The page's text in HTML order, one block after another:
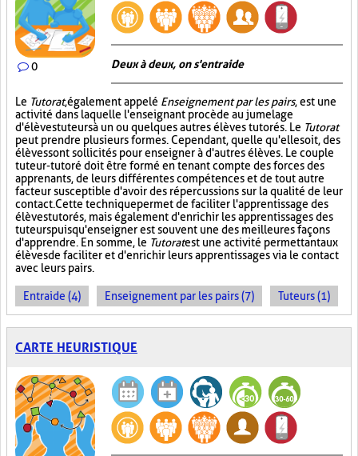
0 Deux à deux, on s'entraide
Le Tutorat, également appelé Enseignement par les pairs, est une
activité dans laquelle l'enseignant procède au jumelage
d'élèves tuteurs à un ou quelques autres élèves tutorés. Le Tutorat
peut prendre plusieurs formes. Cependant, quelle qu'elle soit, des
élèves sont sollicités pour enseigner à d'autres élèves. Le couple
tuteur-tutoré doit être formé en tenant compte des forces des
apprenants, de leurs différentes compétences et de tout autre
facteur susceptible d'avoir des répercussions sur la qualité de leur
contact. Cette technique permet de faciliter l'apprentissage des
élèves tutorés, mais également d'enrichir les apprentissages des
tuteurs puisqu'enseigner est souvent une des meilleures façons
d'apprendre. En somme, le Tutoratest une activité permettant aux
élèves de faciliter et d'enrichir leurs apprentissages via le contact
avec leurs pairs.
Entraide (4) Enseignement par les pairs (7) Tuteurs (1)
CARTE HEURISTIQUE